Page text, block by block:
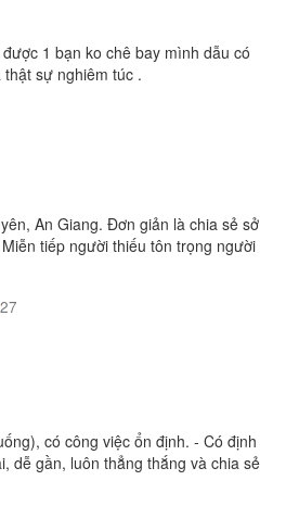
1 bạn ko chê bay mình dẫu có
sự nghiêm túc .
An Giang. Đơn giản là chia sẻ sở
tiếp người thiếu tôn trọng người
27
có công việc ổn định. - Có định
dễ gần, luôn thẳng thắng và chia sẻ